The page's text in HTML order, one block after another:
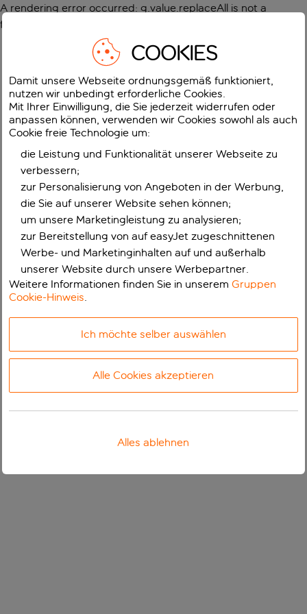
A rendering error occurred: g.value.replaceAll is not a
function
COOKIES
Damit unsere Webseite ordnungsgemäß funktioniert,
nutzen wir unbedingt erforderliche Cookies.
Mit Ihrer Einwilligung, die Sie jederzeit widerrufen oder
anpassen können, verwenden wir Cookies sowohl als auch
Cookie freie Technologie um:
die Leistung und Funktionalität unserer Webseite zu
verbessern;
zur Personalisierung von Angeboten in der Werbung,
die Sie auf unserer Website sehen können;
um unsere Marketingleistung zu analysieren;
zur Bereitstellung von auf easyJet zugeschnittenen
Werbe- und Marketinginhalten auf und außerhalb
unserer Website durch unsere Werbepartner.
Weitere Informationen finden Sie in unseremGruppen
Cookie-Hinweis.
Ich möchte selber auswählen
Alle Cookies akzeptieren
Alles ablehnen